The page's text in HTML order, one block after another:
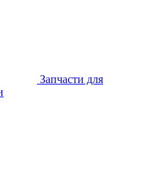
Запчасти для